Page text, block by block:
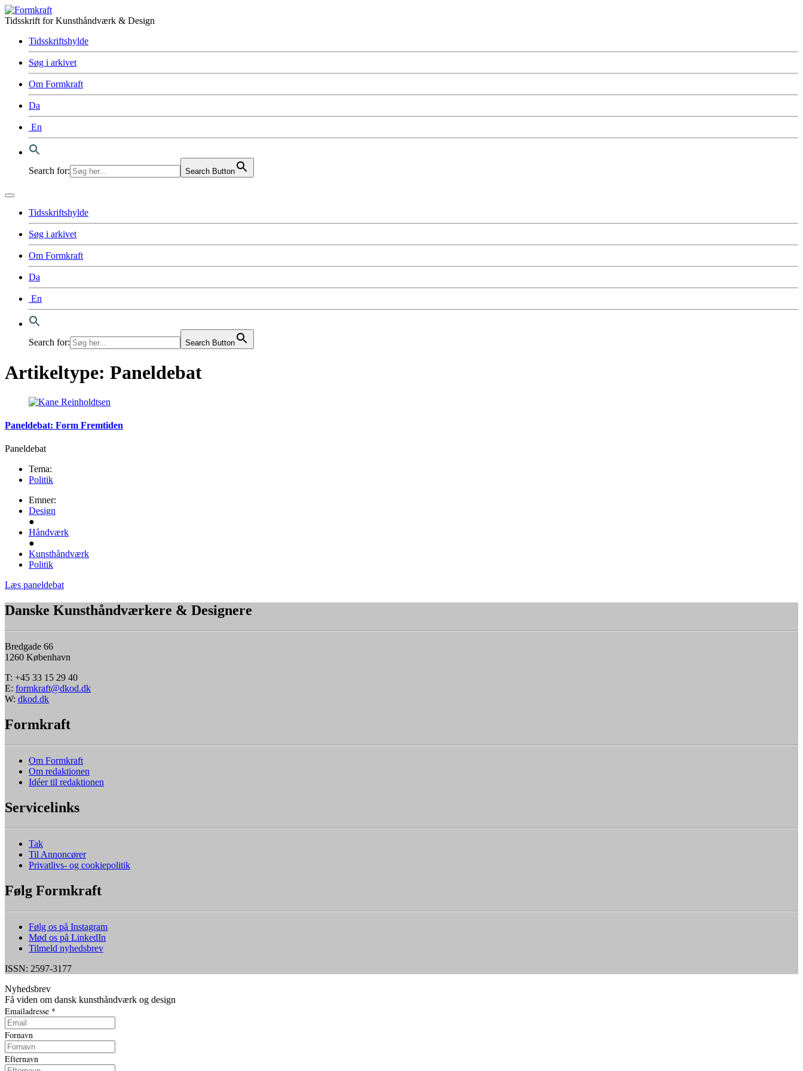
Tidsskrift for Kunsthåndværk & Design
Tidsskriftshylde
Søg i arkivet
Om Formkraft
Da
En
Search for: Search Button
Tidsskriftshylde
Søg i arkivet
Om Formkraft
Da
En
Search for: Search Button
Artikeltype: Paneldebat
Paneldebat: Form Fremtiden
Paneldebat
Tema:
Politik
Emner:
Design
●
Håndværk
●
Kunsthåndværk
Politik
Læs paneldebat
Danske Kunsthåndværkere & Designere
Bredgade 66
1260 København
T: +45 33 15 29 40
E: formkraft@dkod.dk
W: dkod.dk
Formkraft
Om Formkraft
Om redaktionen
Idéer til redaktionen
Servicelinks
Tak
Til Annoncører
Privatlivs- og cookiepolitik
Følg Formkraft
Følg os på Instagram
Mød os på LinkedIn
Tilmeld nyhedsbrev
ISSN: 2597-3177
Nyhedsbrev
Få viden om dansk kunsthåndværk og design
Emailadresse *
Fornavn
Efternavn